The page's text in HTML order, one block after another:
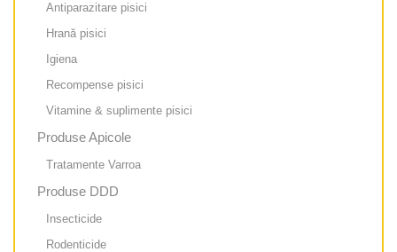
Antiparazitare pisici
Hrană pisici
Igiena
Recompense pisici
Vitamine & suplimente pisici
Produse Apicole
Tratamente Varroa
Produse DDD
Insecticide
Rodenticide